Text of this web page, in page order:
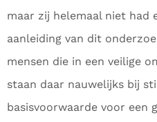
maar zij helemaal niet had
aanleiding van dit
mensen die in een veilige
staan daar nauwelijks bij
basisvoorwaarde voor een